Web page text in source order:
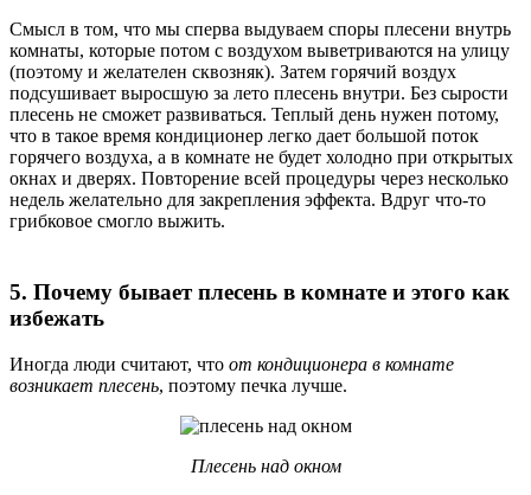
Смысл в том, что мы сперва выдуваем споры плесени внутрь
комнаты, которые потом с воздухом выветриваются на улицу
(поэтому и желателен сквозняк). Затем горячий воздух
подсушивает выросшую за лето плесень внутри. Без сырости
плесень не сможет развиваться. Теплый день нужен потому,
что в такое время кондиционер легко дает большой поток
горячего воздуха, а в комнате не будет холодно при открытых
окнах и дверях. Повторение всей процедуры через несколько
недель желательно для закрепления эффекта. Вдруг что-то
грибковое смогло выжить.
5. Почему бывает плесень в комнате и этого как
избежать
Иногда люди считают, что от кондиционера в комнате
возникает плесень, поэтому печка лучше.
Плесень над окном